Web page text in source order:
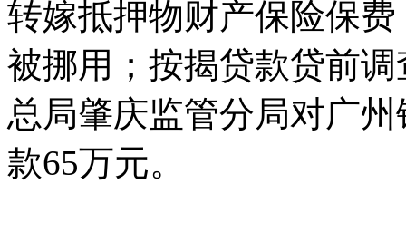
转嫁抵押物财产保险保
被挪用；按揭贷款贷前
总局肇庆监管分局对广
款65万元。